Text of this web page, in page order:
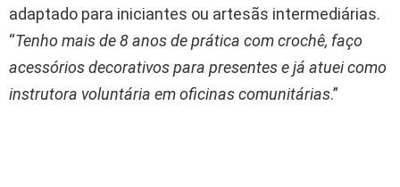
adaptado para iniciantes ou artesãs intermediárias.
“Tenho mais de 8 anos de prática com crochê, faço
acessórios decorativos para presentes e já atuei como
instrutora voluntária em oficinas comunitárias.”